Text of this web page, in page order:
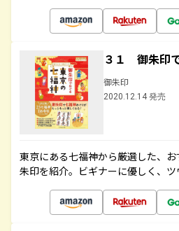
３１ 御朱印
御朱印
2020.12.14 発売
東京にある七福神から厳選した、
朱印を紹介。ビギナーに優しく、